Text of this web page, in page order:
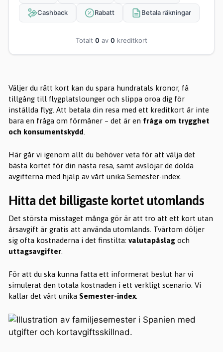
Cashback Rabatt Betala räkningar
Totalt 0 av 0 kreditkort
Väljer du rätt kort kan du spara hundratals kronor, få
tillgång till flygplatslounger och slippa oroa dig för
inställda flyg. Att betala din resa med ett kreditkort är inte
bara en fråga om förmåner – det är en fråga om trygghet
och konsumentskydd
Här går vi igenom allt du behöver veta för att välja det
bästa kortet för din nästa resa, samt avslöjar de dolda
avgifterna med hjälp av vårt unika Semester-index.
Hitta det billigaste kortet utomlands
Det största misstaget många gör är att tro att ett kort utan
årsavgift är gratis att använda utomlands. Tvärtom döljer
sig ofta kostnaderna i det finstilta: valutapåslagoch
uttagsavgifter.
För att du ska kunna fatta ett informerat beslut har vi
simulerat den totala kostnaden i ett verkligt scenario. Vi
kallar det vårt unika Semester-index.